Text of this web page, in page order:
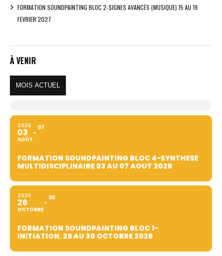
FORMATION SOUNDPAINTING BLOC 2-SIGNES AVANCÉS (MUSIQUE) 15 AU 19
FEVRIER 2027
À VENIR
MOIS ACTUEL
2026
03
AOÛT
07
FORMATION SOUNDPAINTING BLOC 4-SYNTHESE
MULTIDISCIPLINAIRE 03 AU 07 AOUT 2026
2026
26
OCTOBRE
30
FORMATION SOUNDPAINTING BLOC 1-
INITIATION. 26 AU 30 OCTOBRE 2026